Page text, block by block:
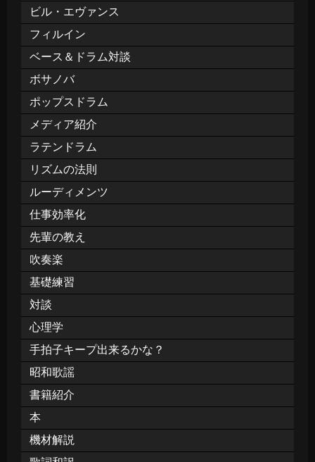
ビル・エヴァンス
フィルイン
ベース＆ドラム対談
ボサノバ
ポップスドラム
メディア紹介
ラテンドラム
リズムの法則
ルーディメンツ
仕事効率化
先輩の教え
吹奏楽
基礎練習
対談
心理学
手拍子キープ出来るかな？
昭和歌謡
書籍紹介
本
機材解説